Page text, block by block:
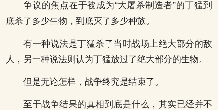
争议的焦点在于被成为“大屠杀制造者”的丁猛到
底杀了多少生物，到底灭了多少种族。
有一种说法是丁猛杀了当时战场上绝大部分的敌
人，另一种说法则认为丁猛放过了绝大部分的生物。
但是无论怎样，战争终究是结束了。
至于战争结果的真相到底是什么，其实已经并不